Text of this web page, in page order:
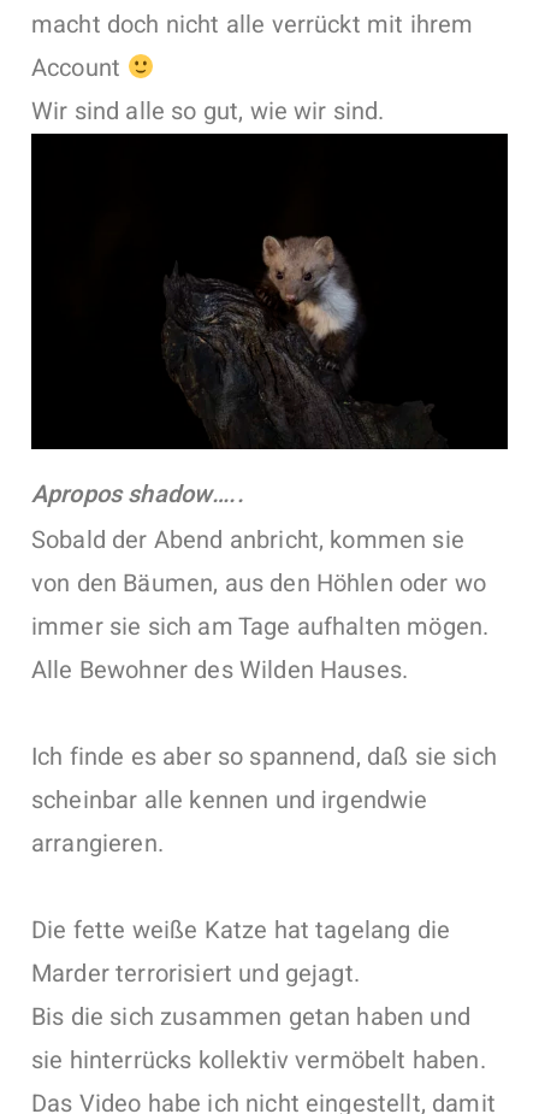
macht doch nicht alle verrückt mit ihrem
Account
Wir sind alle so gut, wie wir sind.
Apropos shadow…..
Sobald der Abend anbricht, kommen sie
von den Bäumen, aus den Höhlen oder wo
immer sie sich am Tage aufhalten mögen.
Alle Bewohner des Wilden Hauses.
Ich finde es aber so spannend, daß sie sich
scheinbar alle kennen und irgendwie
arrangieren.
Die fette weiße Katze hat tagelang die
Marder terrorisiert und gejagt.
Bis die sich zusammen getan haben und
sie hinterrücks kollektiv vermöbelt haben.
Das Video habe ich nicht eingestellt, damit